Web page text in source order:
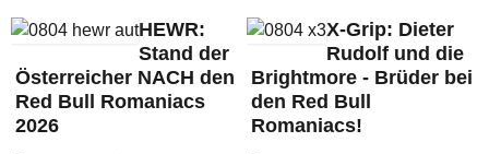
HEWR:
Stand der
Österreicher NACH den
Red Bull Romaniacs
2026
X-Grip: Dieter
Rudolf und die
Brightmore - Brüder bei
den Red Bull
Romaniacs!